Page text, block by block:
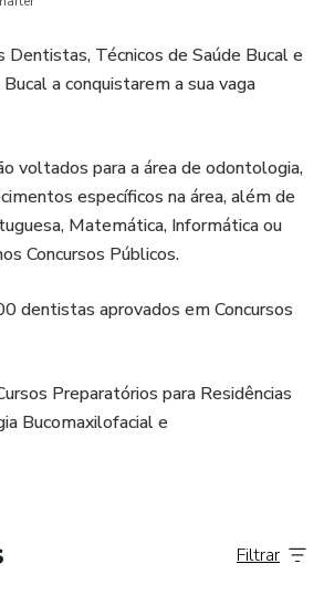
Dentistas, Técnicos de Saúde Bucal e
a conquistarem a sua vaga
voltados para a área de odontologia,
específicos na área, além de
Matemática, Informática ou
Concursos Públicos.
dentistas aprovados em Concursos
Preparatórios para Residências
Bucomaxilofacial e
Filtrar